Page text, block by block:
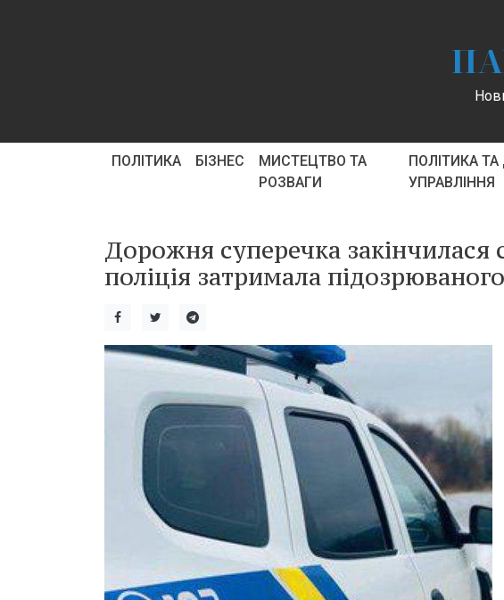
ПОЛІТИКА БІЗНЕС
МИСТЕЦТВО ТА
РОЗВАГИ
ПОЛІТИКА
УПРАВЛІННЯ
Дорожня суперечка закінчилася
поліція затримала